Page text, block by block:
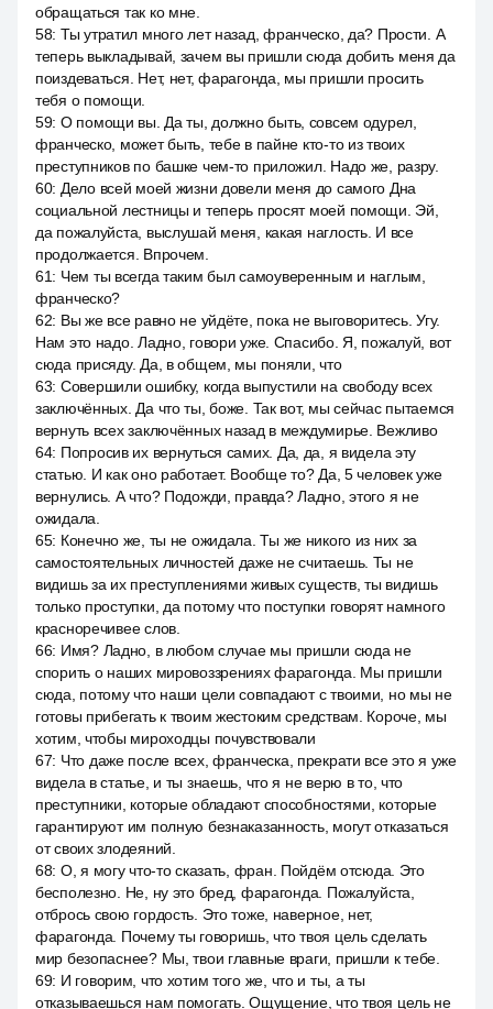
обращаться так ко мне.
58: Ты утратил много лет назад, франческо, да? Прости. А
теперь выкладывай, зачем вы пришли сюда добить меня да
поиздеваться. Нет, нет, фарагонда, мы пришли просить
тебя о помощи.
59: О помощи вы. Да ты, должно быть, совсем одурел,
франческо, может быть, тебе в пайне кто-то из твоих
преступников по башке чем-то приложил. Надо же, разру.
60: Дело всей моей жизни довели меня до самого Дна
социальной лестницы и теперь просят моей помощи. Эй,
да пожалуйста, выслушай меня, какая наглость. И все
продолжается. Впрочем.
61: Чем ты всегда таким был самоуверенным и наглым,
франческо?
62: Вы же все равно не уйдёте, пока не выговоритесь. Угу.
Нам это надо. Ладно, говори уже. Спасибо. Я, пожалуй, вот
сюда присяду. Да, в общем, мы поняли, что
63: Совершили ошибку, когда выпустили на свободу всех
заключённых. Да что ты, боже. Так вот, мы сейчас пытаемся
вернуть всех заключённых назад в междумирье. Вежливо
64: Попросив их вернуться самих. Да, да, я видела эту
статью. И как оно работает. Вообще то? Да, 5 человек уже
вернулись. А что? Подожди, правда? Ладно, этого я не
ожидала.
65: Конечно же, ты не ожидала. Ты же никого из них за
самостоятельных личностей даже не считаешь. Ты не
видишь за их преступлениями живых существ, ты видишь
только проступки, да потому что поступки говорят намного
красноречивее слов.
66: Имя? Ладно, в любом случае мы пришли сюда не
спорить о наших мировоззрениях фарагонда. Мы пришли
сюда, потому что наши цели совпадают с твоими, но мы не
готовы прибегать к твоим жестоким средствам. Короче, мы
хотим, чтобы мироходцы почувствовали
67: Что даже после всех, франческа, прекрати все это я уже
видела в статье, и ты знаешь, что я не верю в то, что
преступники, которые обладают способностями, которые
гарантируют им полную безнаказанность, могут отказаться
от своих злодеяний.
68: О, я могу что-то сказать, фран. Пойдём отсюда. Это
бесполезно. Не, ну это бред, фарагонда. Пожалуйста,
отбрось свою гордость. Это тоже, наверное, нет,
фарагонда. Почему ты говоришь, что твоя цель сделать
мир безопаснее? Мы, твои главные враги, пришли к тебе.
69: И говорим, что хотим того же, что и ты, а ты
отказываешься нам помогать. Ощущение, что твоя цель не